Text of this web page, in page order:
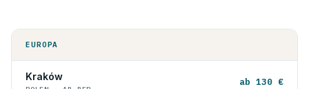
EUROPA
Kraków ab 130 €